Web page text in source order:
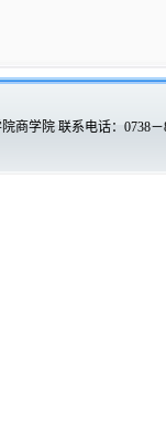
商学院 联系电话：0738